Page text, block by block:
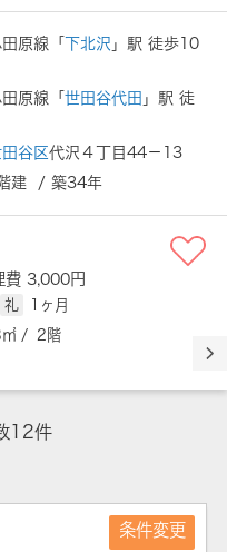
原線「 下北沢 」駅 徒歩10
原線「世田谷代田 」駅 徒
谷区代沢４丁目44－13
建 / 築34年
費 3,000円
礼
1ヶ月
/ 2階
12件
条件変更